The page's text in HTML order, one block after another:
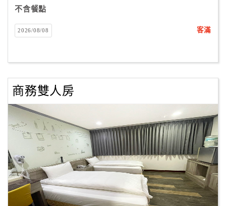
訂
房
Q&A
旅
卡
訂
房
請
款
收
據
不含餐點
2026/08/08 客滿
商務雙人房